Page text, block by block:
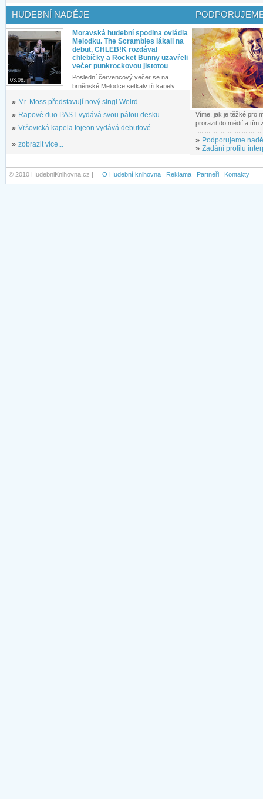
HUDEBNÍ NADĚJE
03.08.
Moravská hudební spodina ovládla
Melodku. The Scrambles lákali na
debut, CHLEB!K rozdával
chlebíčky a Rocket Bunny uzavřeli
večer punkrockovou jistotou
Poslední červencový večer se na
brněnské Melodce setkaly tři kapely...
» Mr. Moss představují nový singl Weird...
» Rapové duo PAST vydává svou pátou desku...
» Vršovická kapela tojeon vydává debutové...
» zobrazit více...
Víme, jak je těžké pro
prorazit do médií a tím
» Podporujeme
» Zadání profilu
© 2010 HudebniKnihovna.cz | O Hudební knihovna Reklama Partneři Kontakty